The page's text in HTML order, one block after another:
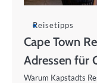
Reisetipps
Cape Town
Adressen für
Warum Kapstadts